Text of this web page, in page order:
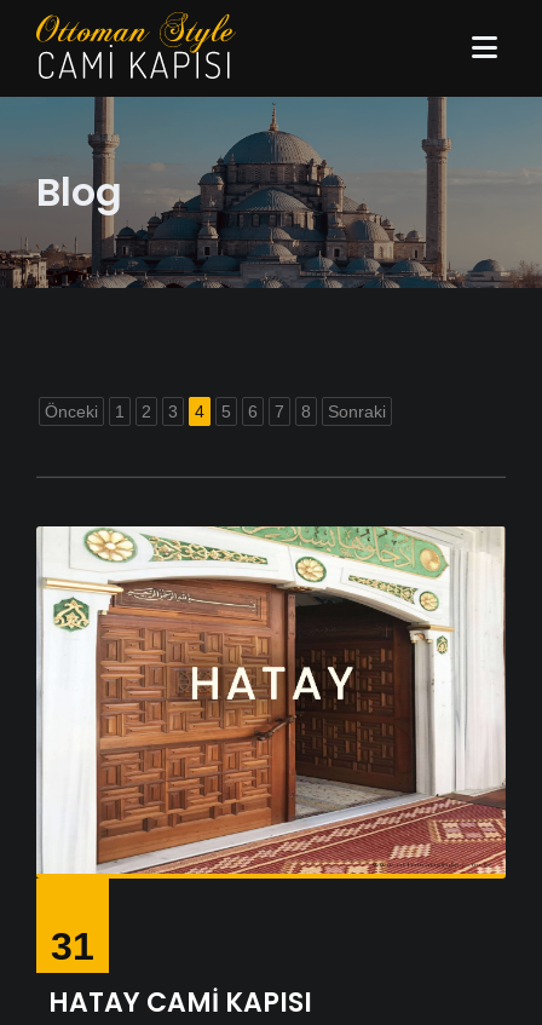
Blog
Önceki 1 2 3 4 5 6 7 8 Sonraki
31
HATAY CAMİ KAPISI